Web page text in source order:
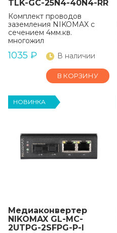
TLK-GC-25N4-40N4-RR
Комплект проводов
заземления NIKOMAX с
сечением 4мм.кв.
многожил
1035 ₽ В наличии
В КОРЗИНУ
НОВИНКА
Медиаконвертер
NIKOMAX GL-MC-
2UTPG-2SFPG-P-I